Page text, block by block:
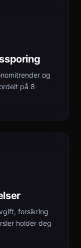
og
på 8
forsikring
holder deg